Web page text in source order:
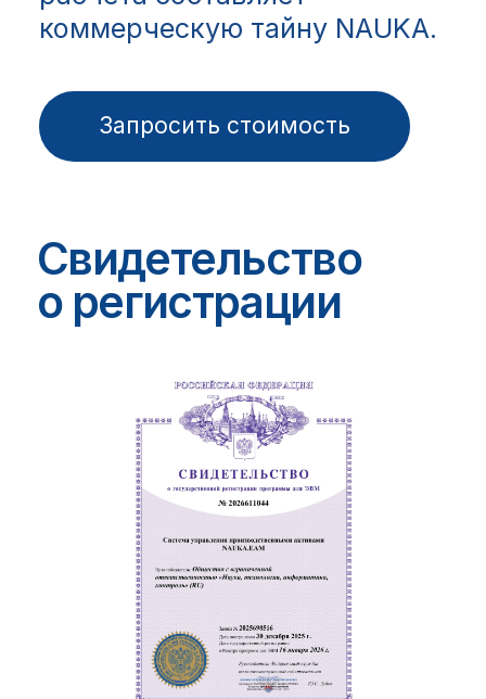
Я согласен на обработкуперсональных
Я ознакомлен с
политикой
Я согласен получать на e-mail
информационные рассылки о
мероприятиях и новостях компании
Отправить
Руководитель
направления
автоматизации
технического